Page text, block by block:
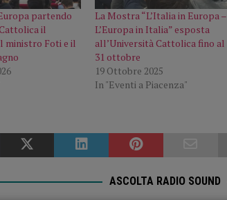
partendo
il
ministro Foti e il
La Mostra “L’Italia in Europa –
L’Europa in Italia” esposta
all’Università Cattolica fino al
31 ottobre
19 Ottobre 2025
In "Eventi a Piacenza"
ASCOLTA RADIO SOUND